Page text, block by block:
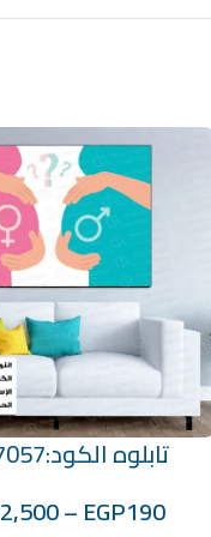
تحديد أحد الخيارات
تابلوه الكود:1007057
EGP190
–
2,500